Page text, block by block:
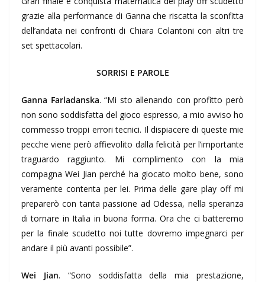
grazie alla performance di Ganna che riscatta la sconfitta
dell’andata nei confronti di Chiara Colantoni con altri tre
set spettacolari.
SORRISI E PAROLE
Ganna Farladanska. “Mi sto allenando con profitto però
non sono soddisfatta del gioco espresso, a mio avviso ho
commesso troppi errori tecnici. Il dispiacere di queste mie
pecche viene però affievolito dalla felicità per l’importante
traguardo raggiunto. Mi complimento con la mia
compagna Wei Jian perché ha giocato molto bene, sono
veramente contenta per lei. Prima delle gare play off mi
preparerò con tanta passione ad Odessa, nella speranza
di tornare in Italia in buona forma. Ora che ci batteremo
per la finale scudetto noi tutte dovremo impegnarci per
andare il più avanti possibile”.
Wei Jian. “Sono soddisfatta della mia prestazione,